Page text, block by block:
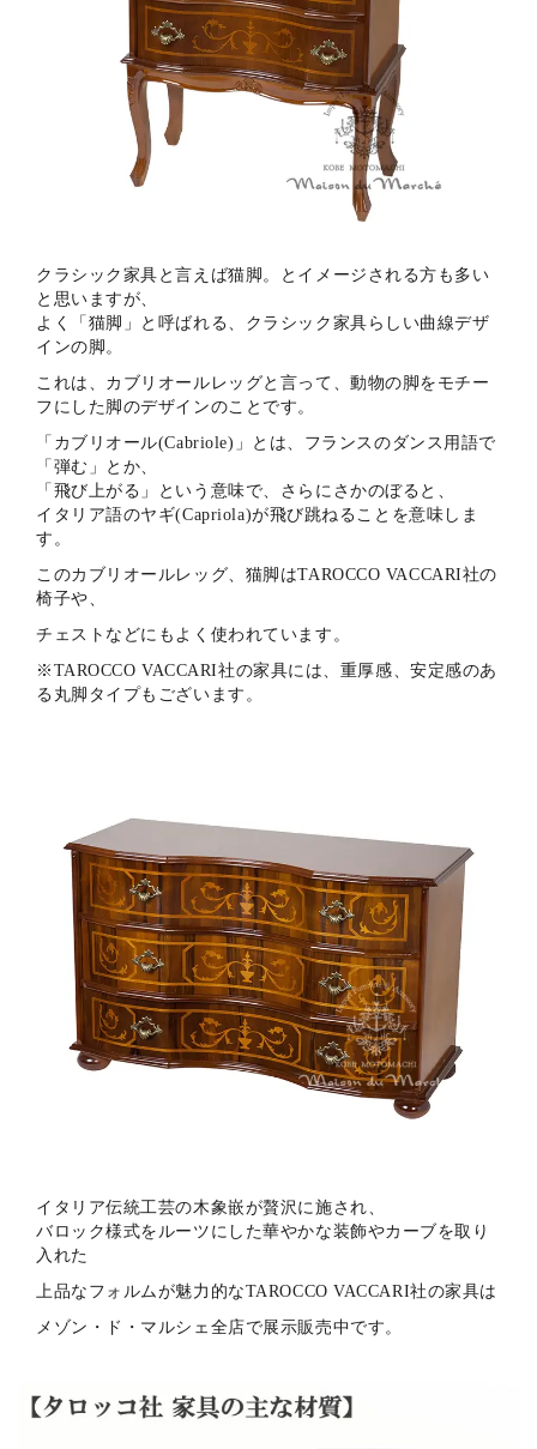
クラシック家具と言えば猫脚。とイメージされる方も多い
と思いますが、
よく「猫脚」と呼ばれる、クラシック家具らしい曲線デザ
インの脚。
これは、カブリオールレッグと言って、動物の脚をモチー
フにした脚のデザインのことです。
「カブリオール(Cabriole)」とは、フランスのダンス用語で
「弾む」とか、
「飛び上がる」という意味で、さらにさかのぼると、
イタリア語のヤギ(Capriola)が飛び跳ねることを意味しま
す。
このカブリオールレッグ、猫脚はTAROCCO VACCARI社の
椅子や、
チェストなどにもよく使われています。
※TAROCCO VACCARI社の家具には、重厚感、安定感のあ
る丸脚タイプもございます。
イタリア伝統工芸の木象嵌が贅沢に施され、
バロック様式をルーツにした華やかな装飾やカーブを取り
入れた
上品なフォルムが魅力的なTAROCCO VACCARI社の家具は
メゾン・ド・マルシェ全店で展示販売中です。